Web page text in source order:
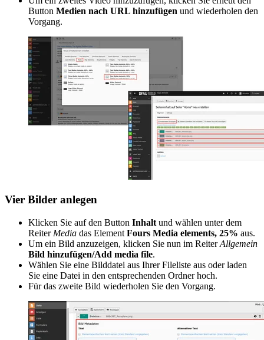
Button Medien nach URL hinzufügen und wiederholen den
Vorgang.
Vier Bilder anlegen
Klicken Sie auf den Button Inhalt und wählen unter dem
Reiter Media das Element Fours Media elements, 25% aus.
Um ein Bild anzuzeigen, klicken Sie nun im ReiterAllgemein
Bild hinzufügen/Add media file.
Wählen Sie eine Bilddatei aus Ihrer Fileliste aus oder laden
Sie eine Datei in den entsprechenden Ordner hoch.
Für das zweite Bild wiederholen Sie den Vorgang.